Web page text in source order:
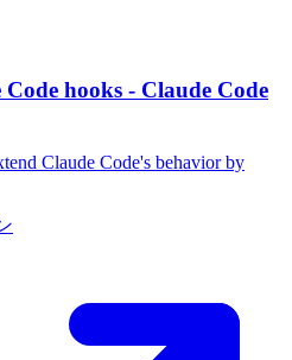
hooks - Claude Code
Claude Code's behavior by